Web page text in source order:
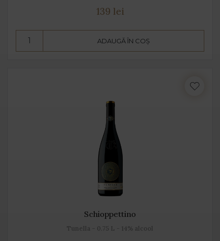
139 lei
ADAUGĂ ÎN COȘ
Schioppettino
Tunella - 0.75 L - 14% alcool